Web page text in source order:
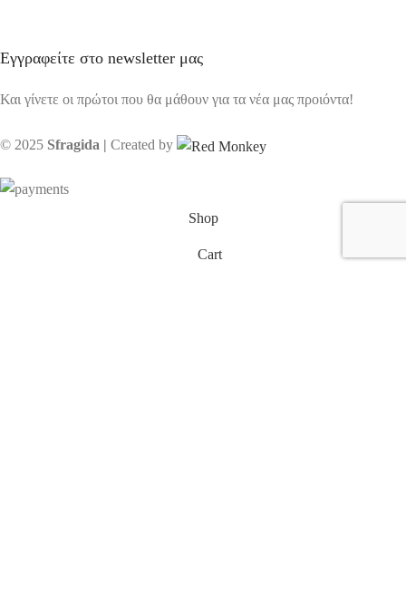
Εγγραφείτε στο newsletter μας
Και γίνετε οι πρώτοι που θα μάθουν για τα νέα μας προιόντα!
© 2025 Sfragida | Created by
Shop
Cart